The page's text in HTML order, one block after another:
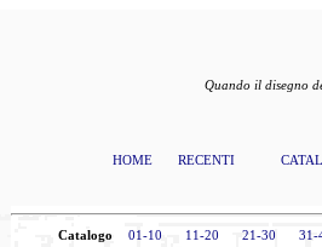
Quando il disegno
HOME RECENTI
Catalogo 01-10 11-20 21-30
31-